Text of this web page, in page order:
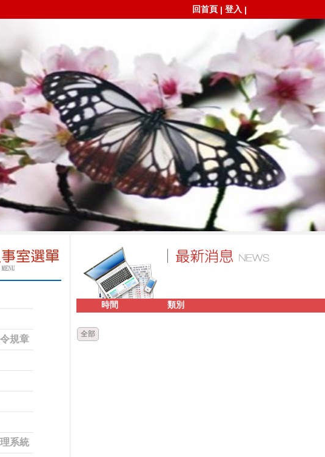
回首頁 | 登入 |
規章
系統
時間 類別
全部